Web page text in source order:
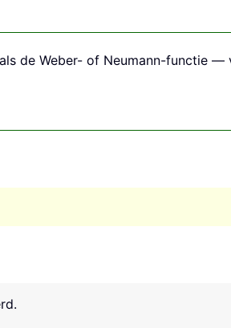
de Weber- of Neumann-functie —